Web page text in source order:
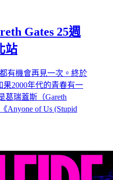
Gates 25週
站
有機會再見一次。終於
果2000年代的青春有一
葛瑞蓋斯（Gareth
Anyone of Us (Stupid